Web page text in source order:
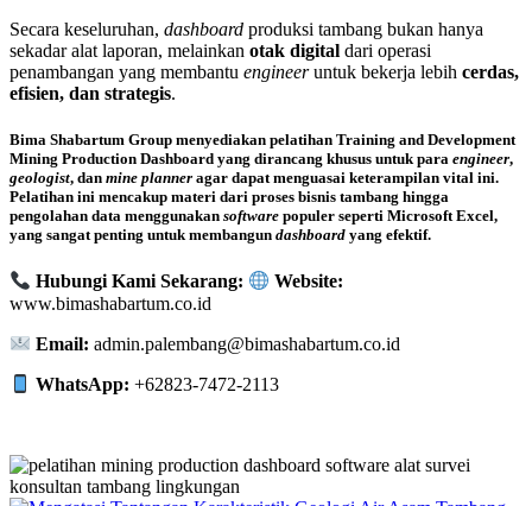
Secara keseluruhan, dashboard produksi tambang bukan hanya
sekadar alat laporan, melainkan otak digital dari operasi
penambangan yang membantu engineeruntuk bekerja lebih cerdas,
efisien, dan strategis.
Bima Shabartum Group menyediakan pelatihan Training and Development
Mining Production Dashboard yang dirancang khusus untuk para engineer,
geologist, dan mine planner agar dapat menguasai keterampilan vital ini.
Pelatihan ini mencakup materi dari proses bisnis tambang hingga
pengolahan data menggunakan software populer seperti Microsoft Excel,
yang sangat penting untuk membangun dashboard yang efektif.
Hubungi Kami Sekarang:
Website:
www.bimashabartum.co.id
Email: admin.palembang@bimashabartum.co.id
WhatsApp: +62823-7472-2113